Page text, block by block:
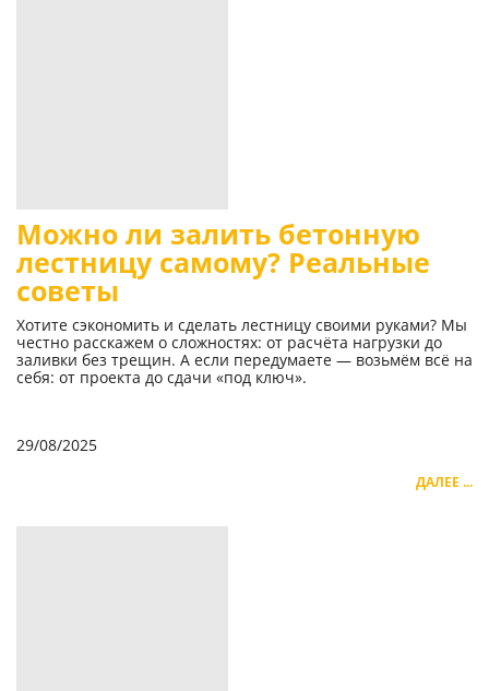
Можно ли залить бетонную
лестницу самому? Реальные
советы
Хотите сэкономить и сделать лестницу своими руками? Мы
честно расскажем о сложностях: от расчёта нагрузки до
заливки без трещин. А если передумаете — возьмём всё на
себя: от проекта до сдачи «под ключ».
29/08/2025
ДАЛЕЕ ...